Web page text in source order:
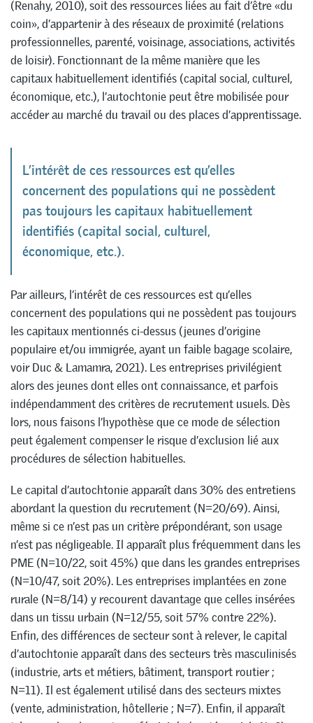
(Renahy, 2010), soit des ressources liées au fait d’être «du
coin», d’appartenir à des réseaux de proximité (relations
professionnelles, parenté, voisinage, associations, activités
de loisir). Fonctionnant de la même manière que les
capitaux habituellement identifiés (capital social, culturel,
économique, etc.), l’autochtonie peut être mobilisée pour
accéder au marché du travail ou des places d’apprentissage.
L’intérêt de ces ressources est qu’elles
concernent des populations qui ne possèdent
pas toujours les capitaux habituellement
identifiés (capital social, culturel,
économique, etc.).
Par ailleurs, l’intérêt de ces ressources est qu’elles
concernent des populations qui ne possèdent pas toujours
les capitaux mentionnés ci-dessus (jeunes d’origine
populaire et/ou immigrée, ayant un faible bagage scolaire,
voir Duc & Lamamra, 2021). Les entreprises privilégient
alors des jeunes dont elles ont connaissance, et parfois
indépendamment des critères de recrutement usuels. Dès
lors, nous faisons l’hypothèse que ce mode de sélection
peut également compenser le risque d’exclusion lié aux
procédures de sélection habituelles.
Le capital d’autochtonie apparaît dans 30% des entretiens
abordant la question du recrutement (N=20/69). Ainsi,
même si ce n’est pas un critère prépondérant, son usage
n’est pas négligeable. Il apparaît plus fréquemment dans les
PME (N=10/22, soit 45%) que dans les grandes entreprises
(N=10/47, soit 20%). Les entreprises implantées en zone
rurale (N=8/14) y recourent davantage que celles insérées
dans un tissu urbain (N=12/55, soit 57% contre 22%).
Enfin, des différences de secteur sont à relever, le capital
d’autochtonie apparaît dans des secteurs très masculinisés
(industrie, arts et métiers, bâtiment, transport routier ;
N=11). Il est également utilisé dans des secteurs mixtes
(vente, administration, hôtellerie ; N=7). Enfin, il apparaît